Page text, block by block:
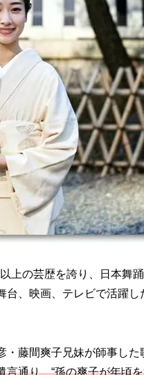
上の芸歴を誇り、日本舞
、映画、テレビで活躍
藤間爽子兄妹が師事し
言通り、“孫の爽子が年頃